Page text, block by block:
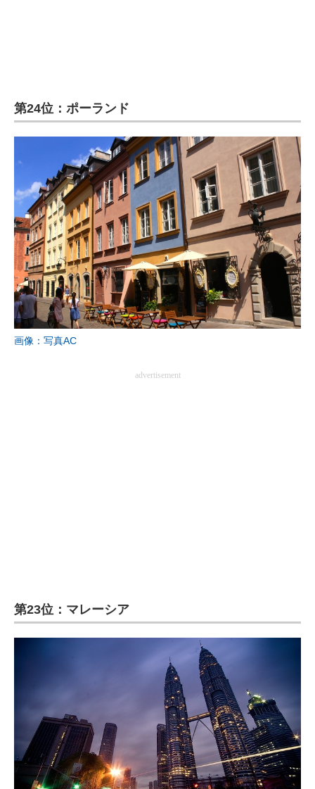
電子設計の基本と応用
建設×テクノロジーの最前線
ちょっと気になるネットの話題
第24位：ポーランド
画像：写真AC
advertisement
第23位：マレーシア